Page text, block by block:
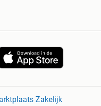
Zakelijk